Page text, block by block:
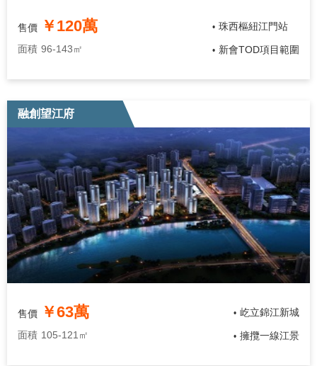
售價 ￥120萬
面積 96-143㎡
• 珠西樞紐江門站
• 新會TOD項目範圍
融創望江府
售價 ￥63萬
面積 105-121㎡
• 屹立錦江新城
• 擁攬一線江景